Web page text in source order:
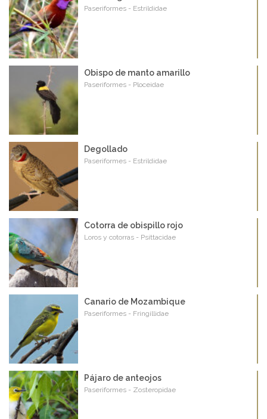
Paseriformes - Estrildidae
Obispo de manto amarillo
Paseriformes - Ploceidae
Degollado
Paseriformes - Estrildidae
Cotorra de obispillo rojo
Loros y cotorras - Psittacidae
Canario de Mozambique
Paseriformes - Fringillidae
Pájaro de anteojos
Paseriformes - Zosteropidae